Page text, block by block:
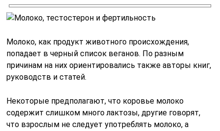
Молоко, как продукт животного происхождения,
попадает в черный список веганов. По разным
причинам на них ориентировались также авторы книг,
руководств и статей.
Некоторые предполагают, что коровье молоко
содержит слишком много лактозы, другие говорят,
что взрослым не следует употреблять молоко, а